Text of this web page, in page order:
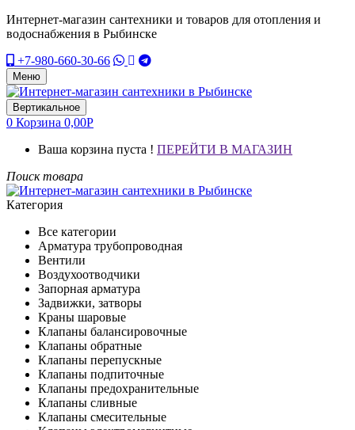
Интернет-магазин сантехники и товаров для отопления и
водоснабжения в Рыбинске
+7-980-660-30-66
Меню
Вертикальное
0 Корзина 0,00Р
Ваша корзина пуста ! ПЕРЕЙТИ В МАГАЗИН
Поиск товара
Категория
Все категории
Арматура трубопроводная
Вентили
Воздухоотводчики
Запорная арматура
Задвижки, затворы
Краны шаровые
Клапаны балансировочные
Клапаны обратные
Клапаны перепускные
Клапаны подпиточные
Клапаны предохранительные
Клапаны сливные
Клапаны смесительные